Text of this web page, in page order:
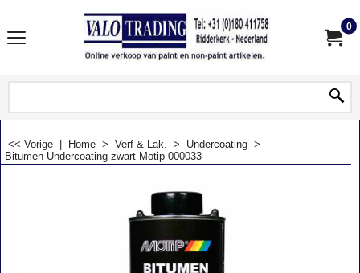
0
<< Vorige Home > Verf & Lak. > Undercoating >
Bitumen Undercoating zwart Motip 000033